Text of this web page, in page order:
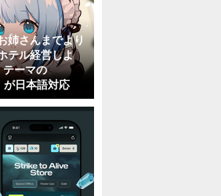
姉さんまでより
テル経営しよ
テーマの
が日本語対応